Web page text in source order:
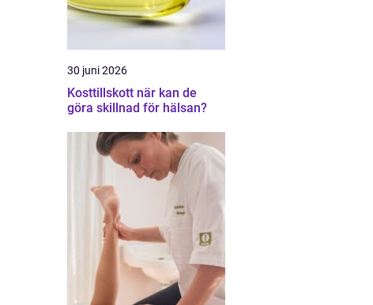
30 juni 2026
Kosttillskott när kan de
göra skillnad för hälsan?